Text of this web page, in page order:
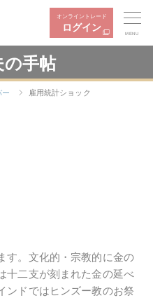
オンライントレード
ログイン
MENU
の手帖
ー 雇用統計ショック
す。文化的・宗教的に金の
十二支が刻まれた金の延べ
ンドではヒンズー教のお祭